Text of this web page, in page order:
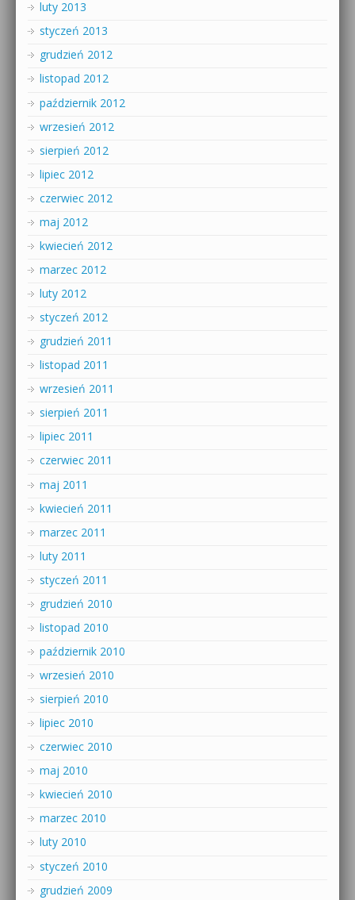
luty 2013
styczeń 2013
grudzień 2012
listopad 2012
październik 2012
wrzesień 2012
sierpień 2012
lipiec 2012
czerwiec 2012
maj 2012
kwiecień 2012
marzec 2012
luty 2012
styczeń 2012
grudzień 2011
listopad 2011
wrzesień 2011
sierpień 2011
lipiec 2011
czerwiec 2011
maj 2011
kwiecień 2011
marzec 2011
luty 2011
styczeń 2011
grudzień 2010
listopad 2010
październik 2010
wrzesień 2010
sierpień 2010
lipiec 2010
czerwiec 2010
maj 2010
kwiecień 2010
marzec 2010
luty 2010
styczeń 2010
grudzień 2009